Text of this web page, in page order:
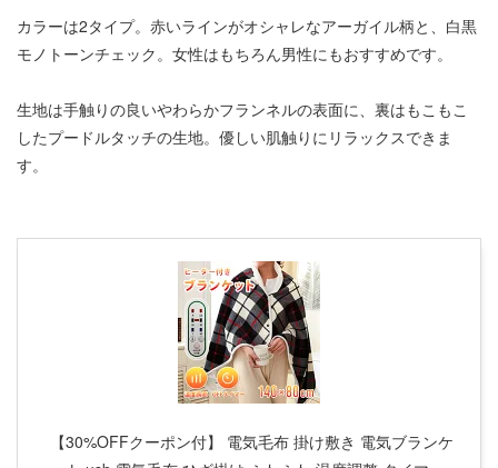
カラーは2タイプ。赤いラインがオシャレなアーガイル柄と、白黒
モノトーンチェック。女性はもちろん男性にもおすすめです。
生地は手触りの良いやわらかフランネルの表面に、裏はもこもこ
したプードルタッチの生地。優しい肌触りにリラックスできま
す。
【30%OFFクーポン付】 電気毛布 掛け敷き 電気ブランケ